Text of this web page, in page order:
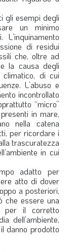
expand_more
gli esempi degli
un minimo
di residui
che, oltre ad
la causa degli
climatico, di cui
L’abuso e
incontrollato
“micro”
in mare,
nella catena
per ricordare i
trascuratezza
in cui
adatto per
atto di dover
a posteriori,
che essere una
per il corretto
dell’ambiente,
danno prodotto